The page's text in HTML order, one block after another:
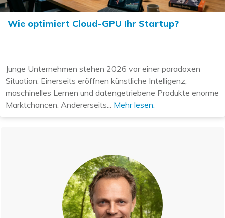
Wie optimiert Cloud-GPU Ihr Startup?
Junge Unternehmen stehen 2026 vor einer paradoxen
Situation: Einerseits eröffnen künstliche Intelligenz,
maschinelles Lernen und datengetriebene Produkte enorme
Marktchancen. Andererseits... Mehr lesen.